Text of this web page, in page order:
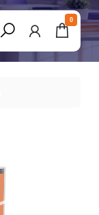
0